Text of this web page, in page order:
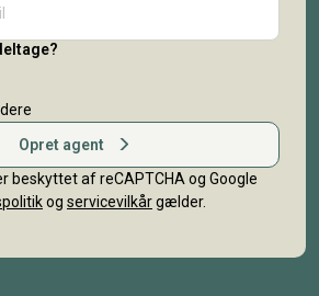
Opret agent
beskyttet af reCAPTCHA og Google
og servicevilkårgælder.